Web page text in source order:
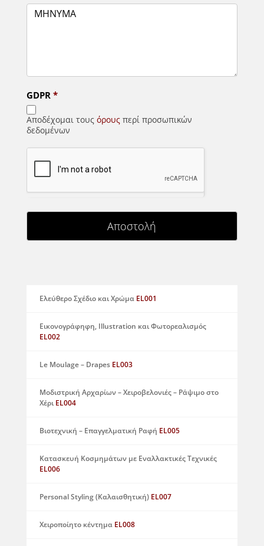
ΜΗΝΥΜΑ
GDPR *
Αποδέχομαι τους όρουςπερί προσωπικών
δεδομένων
Αποστολή
Ελεύθερο Σχέδιο και Χρώμα EL001
Εικονογράφηφη, Illustration και Φωτορεαλισμός
EL002
Le Moulage – Drapes EL003
Μοδιστρική Αρχαρίων – Χειροβελονιές – Ράψιμο στο
ΧέριEL004
Βιοτεχνική – Επαγγελματική Ραφή EL005
Κατασκευή Κοσμημάτων με Εναλλακτικές Τεχνικές
EL006
Personal Styling (Καλαισθητική) EL007
Χειροποίητο κέντημα EL008